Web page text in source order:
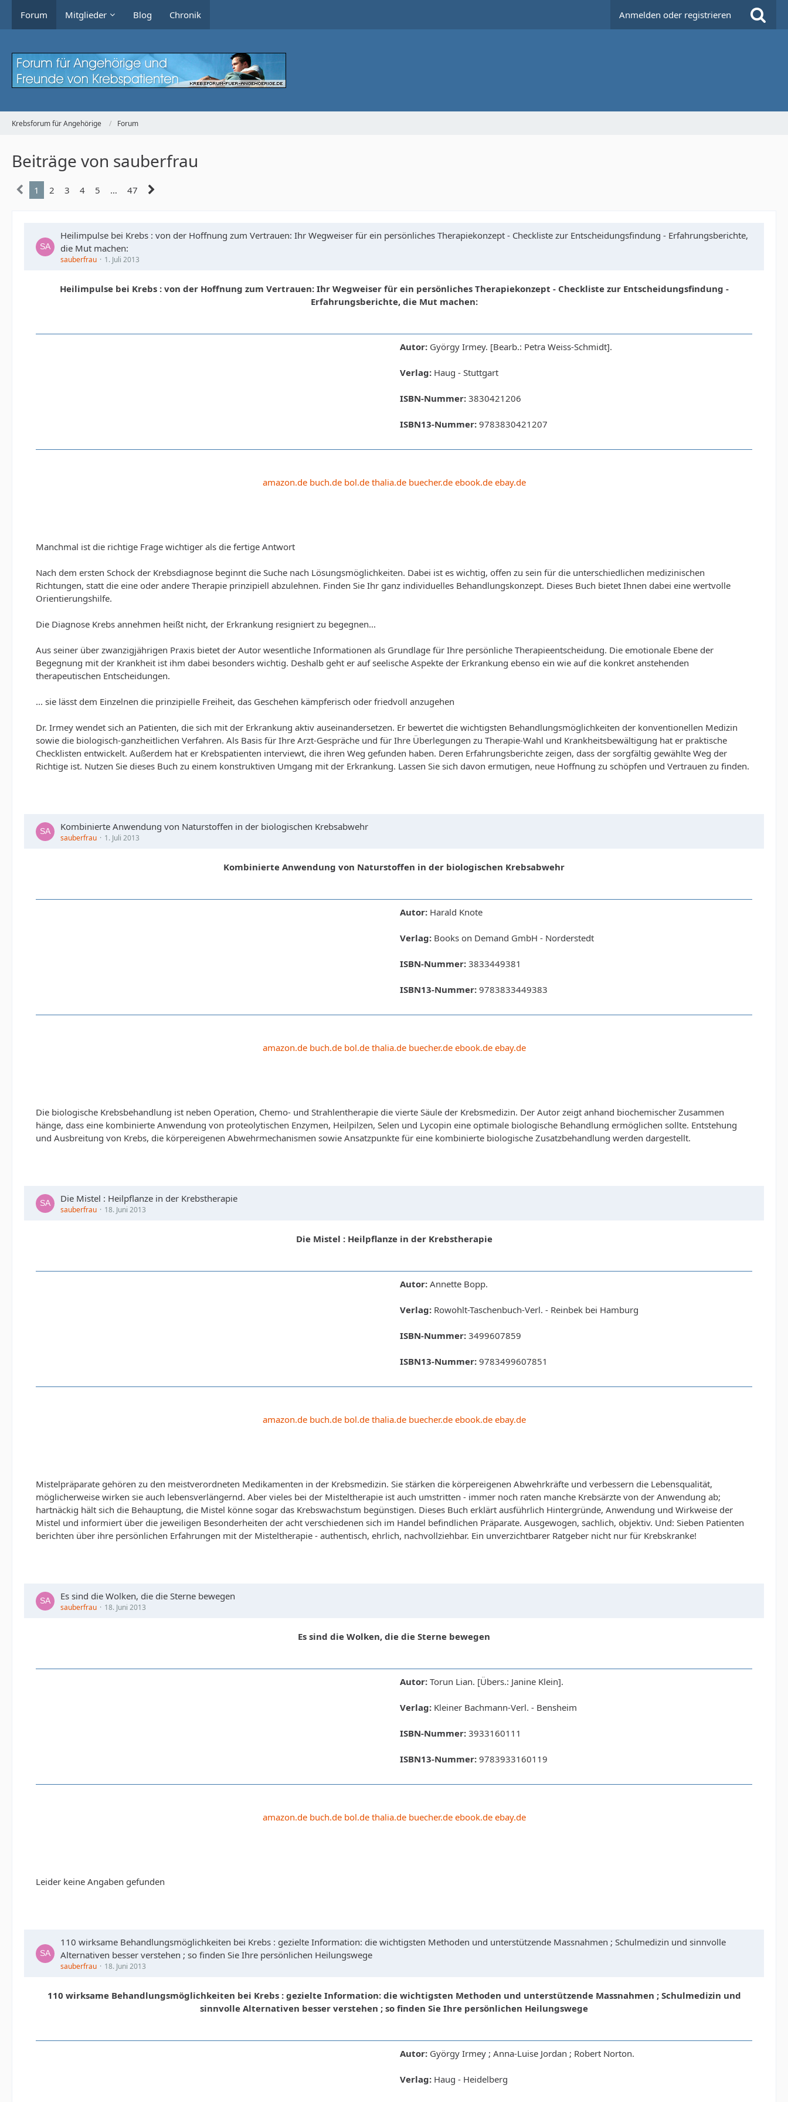
Forum Mitglieder Blog Chronik Anmelden oder registrieren
Krebsforum für Angehörige Forum
Beiträge von sauberfrau
1 2 3 4 5 … 47
Heilimpulse bei Krebs : von der Hoffnung zum Vertrauen: Ihr Wegweiser für ein persönliches Therapiekonzept - Checkliste zur Entscheidungsfindung - Erfahrungsberichte,
die Mut machen:
sauberfrau 1. Juli 2013
Heilimpulse bei Krebs : von der Hoffnung zum Vertrauen: Ihr Wegweiser für ein persönliches Therapiekonzept - Checkliste zur Entscheidungsfindung -
Erfahrungsberichte, die Mut machen:
Autor: György Irmey. [Bearb.: Petra Weiss-Schmidt].
Verlag: Haug - Stuttgart
ISBN-Nummer: 3830421206
ISBN13-Nummer: 9783830421207
amazon.de buch.de bol.de thalia.de buecher.de ebook.de ebay.de
Manchmal ist die richtige Frage wichtiger als die fertige Antwort
Nach dem ersten Schock der Krebsdiagnose beginnt die Suche nach Lösungsmöglichkeiten. Dabei ist es wichtig, offen zu sein für die unterschiedlichen medizinischen
Richtungen, statt die eine oder andere Therapie prinzipiell abzulehnen. Finden Sie Ihr ganz individuelles Behandlungskonzept. Dieses Buch bietet Ihnen dabei eine wertvolle
Orientierungshilfe.
Die Diagnose Krebs annehmen heißt nicht, der Erkrankung resigniert zu begegnen...
Aus seiner über zwanzigjährigen Praxis bietet der Autor wesentliche Informationen als Grundlage für Ihre persönliche Therapieentscheidung. Die emotionale Ebene der
Begegnung mit der Krankheit ist ihm dabei besonders wichtig. Deshalb geht er auf seelische Aspekte der Erkrankung ebenso ein wie auf die konkret anstehenden
therapeutischen Entscheidungen.
... sie lässt dem Einzelnen die prinzipielle Freiheit, das Geschehen kämpferisch oder friedvoll anzugehen
Dr. Irmey wendet sich an Patienten, die sich mit der Erkrankung aktiv auseinandersetzen. Er bewertet die wichtigsten Behandlungsmöglichkeiten der konventionellen Medizin
sowie die biologisch-ganzheitlichen Verfahren. Als Basis für Ihre Arzt-Gespräche und für Ihre Überlegungen zu Therapie-Wahl und Krankheitsbewältigung hat er praktische
Checklisten entwickelt. Außerdem hat er Krebspatienten interviewt, die ihren Weg gefunden haben. Deren Erfahrungsberichte zeigen, dass der sorgfältig gewählte Weg der
Richtige ist. Nutzen Sie dieses Buch zu einem konstruktiven Umgang mit der Erkrankung. Lassen Sie sich davon ermutigen, neue Hoffnung zu schöpfen und Vertrauen zu finden.
Kombinierte Anwendung von Naturstoffen in der biologischen Krebsabwehr
sauberfrau 1. Juli 2013
Kombinierte Anwendung von Naturstoffen in der biologischen Krebsabwehr
Autor: Harald Knote
Verlag: Books on Demand GmbH - Norderstedt
ISBN-Nummer: 3833449381
ISBN13-Nummer: 9783833449383
amazon.de buch.de bol.de thalia.de buecher.de ebook.de ebay.de
Die biologische Krebsbehandlung ist neben Operation, Chemo- und Strahlentherapie die vierte Säule der Krebsmedizin. Der Autor zeigt anhand biochemischer Zusammen
hänge, dass eine kombinierte Anwendung von proteolytischen Enzymen, Heilpilzen, Selen und Lycopin eine optimale biologische Behandlung ermöglichen sollte. Entstehung
und Ausbreitung von Krebs, die körpereigenen Abwehrmechanismen sowie Ansatzpunkte für eine kombinierte biologische Zusatzbehandlung werden dargestellt.
Die Mistel : Heilpflanze in der Krebstherapie
sauberfrau 18. Juni 2013
Die Mistel : Heilpflanze in der Krebstherapie
Autor: Annette Bopp.
Verlag: Rowohlt-Taschenbuch-Verl. - Reinbek bei Hamburg
ISBN-Nummer: 3499607859
ISBN13-Nummer: 9783499607851
amazon.de buch.de bol.de thalia.de buecher.de ebook.de ebay.de
Mistelpräparate gehören zu den meistverordneten Medikamenten in der Krebsmedizin. Sie stärken die körpereigenen Abwehrkräfte und verbessern die Lebensqualität,
möglicherweise wirken sie auch lebensverlängernd. Aber vieles bei der Misteltherapie ist auch umstritten - immer noch raten manche Krebsärzte von der Anwendung ab;
hartnäckig hält sich die Behauptung, die Mistel könne sogar das Krebswachstum begünstigen. Dieses Buch erklärt ausführlich Hintergründe, Anwendung und Wirkweise der
Mistel und informiert über die jeweiligen Besonderheiten der acht verschiedenen sich im Handel befindlichen Präparate. Ausgewogen, sachlich, objektiv. Und: Sieben Patienten
berichten über ihre persönlichen Erfahrungen mit der Misteltherapie - authentisch, ehrlich, nachvollziehbar. Ein unverzichtbarer Ratgeber nicht nur für Krebskranke!
Es sind die Wolken, die die Sterne bewegen
sauberfrau 18. Juni 2013
Es sind die Wolken, die die Sterne bewegen
Autor: Torun Lian. [Übers.: Janine Klein].
Verlag: Kleiner Bachmann-Verl. - Bensheim
ISBN-Nummer: 3933160111
ISBN13-Nummer: 9783933160119
amazon.de buch.de bol.de thalia.de buecher.de ebook.de ebay.de
Leider keine Angaben gefunden
110 wirksame Behandlungsmöglichkeiten bei Krebs : gezielte Information: die wichtigsten Methoden und unterstützende Massnahmen ; Schulmedizin und sinnvolle
Alternativen besser verstehen ; so finden Sie Ihre persönlichen Heilungswege
sauberfrau 18. Juni 2013
110 wirksame Behandlungsmöglichkeiten bei Krebs : gezielte Information: die wichtigsten Methoden und unterstützende Massnahmen ; Schulmedizin und
sinnvolle Alternativen besser verstehen ; so finden Sie Ihre persönlichen Heilungswege
Autor: György Irmey ; Anna-Luise Jordan ; Robert Norton.
Verlag: Haug - Heidelberg